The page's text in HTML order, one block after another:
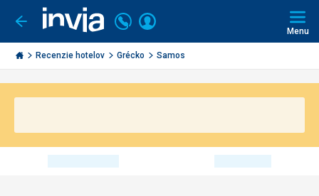
Ísť
späť
Invia.sk
Volajte
+421
2
3221
Prihlásiť
Menu
Recenzie hotelov Grécko Samos